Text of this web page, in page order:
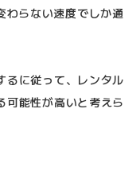
わらない速度でしか通
に従って、レンタル
能性が高いと考えら